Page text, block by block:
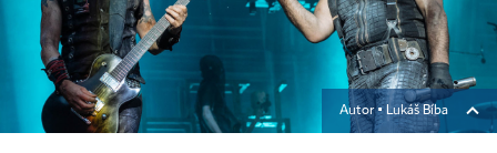
Autor ▪ Lukáš Bíba